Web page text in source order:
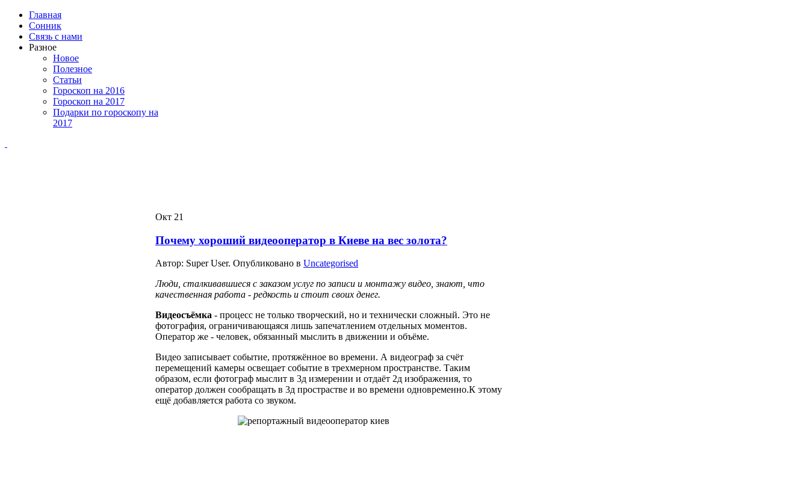
Главная
Сонник
Связь с нами
Разное
Новое
Полезное
Статьи
Гороскоп на 2016
Гороскоп на 2017
Подарки по гороскопу на
2017
Окт 21
Почему хороший видеооператор в Киеве на вес золота?
Автор: Super User. Опубликовано в Uncategorised
Люди, сталкивавшиеся с заказом услуг по записи и монтажу видео, знают, что
качественная работа - редкость и стоит своих денег.
Видеосъёмка - процесс не только творческий, но и технически сложный. Это не
фотография, ограничивающаяся лишь запечатлением отдельных моментов.
Оператор же - человек, обязанный мыслить в движении и объёме.
Видео записывает событие, протяжённое во времени. А видеограф за счёт
перемещений камеры освещает событие в трехмерном пространстве. Таким
образом, если фотограф мыслит в 3д измерении и отдаёт 2д изображения, то
оператор должен сообращать в 3д прострастве и во времени одновременно.К этому
ещё добавляется работа со звуком.